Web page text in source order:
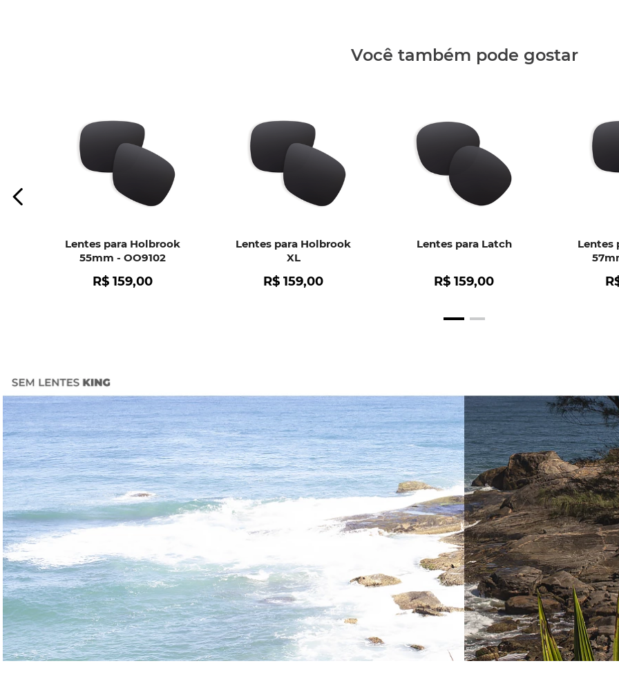
Você também pode gostar
Lentes para Holbrook
55mm - OO9102
R$ 159,00
Lentes para Holbrook
XL
R$ 159,00
Lentes para Latch
R$ 159,00
Lentes